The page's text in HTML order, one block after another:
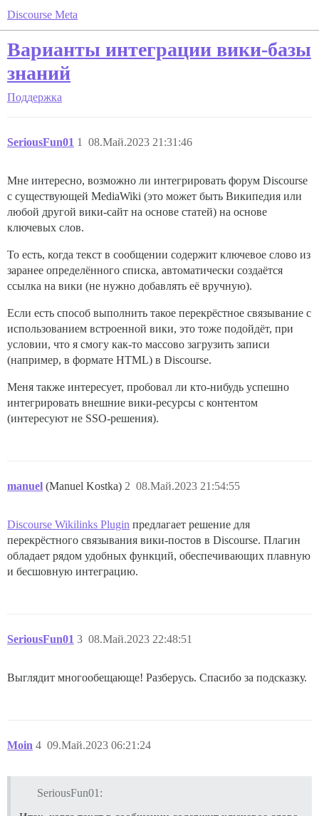
Discourse Meta
Варианты интеграции вики-базы
знаний
Поддержка
SeriousFun01 08.Май.2023 21:31:46
1
Мне интересно, возможно ли интегрировать форум Discourse
с существующей MediaWiki (это может быть Википедия или
любой другой вики-сайт на основе статей) на основе
ключевых слов.
То есть, когда текст в сообщении содержит ключевое слово из
заранее определённого списка, автоматически создаётся
ссылка на вики (не нужно добавлять её вручную).
Если есть способ выполнить такое перекрёстное связывание с
использованием встроенной вики, это тоже подойдёт, при
условии, что я смогу как-то массово загрузить записи
(например, в формате HTML) в Discourse.
Меня также интересует, пробовал ли кто-нибудь успешно
интегрировать внешние вики-ресурсы с контентом
(интересуют не SSO-решения).
manuel (Manuel Kostka) 08.Май.2023 21:54:55
2
Discourse Wikilinks Plugin предлагает решение для
перекрёстного связывания вики-постов в Discourse. Плагин
обладает рядом удобных функций, обеспечивающих плавную
и бесшовную интеграцию.
SeriousFun01 08.Май.2023 22:48:51
3
Выглядит многообещающе! Разберусь. Спасибо за подсказку.
Moin 09.Май.2023 06:21:24
4
SeriousFun01: